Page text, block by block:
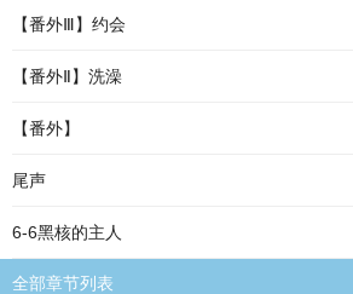
【番外Ⅲ】约会
【番外Ⅱ】洗澡
【番外】
尾声
6-6黑核的主人
全部章节列表